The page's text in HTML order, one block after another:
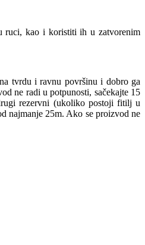
ruci, kao i koristiti ih u zatvorenim
tvrdu i ravnu površinu i dobro ga
ne radi u potpunosti, sačekajte 15
rezervni (ukoliko postoji fitilj u
najmanje 25m. Ako se proizvod ne